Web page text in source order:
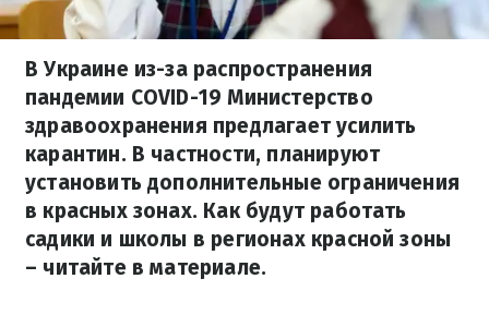
В Украине из-за распространения
пандемии COVID-19 Министерство
здравоохранения предлагает усилить
карантин. В частности, планируют
установить дополнительные ограничения
в красных зонах. Как будут работать
садики и школы в регионах красной зоны
– читайте в материале.